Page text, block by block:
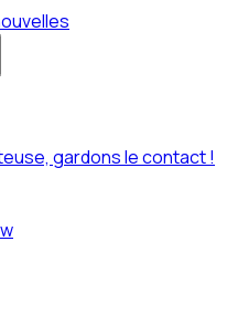
gardons le contact !